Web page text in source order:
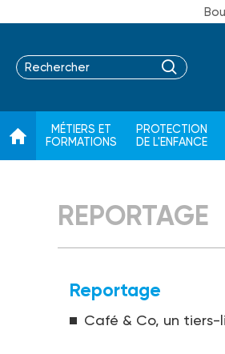
MÉTIERS ET
FORMATIONS
PROTECTION
DE L'ENFANCE
REPORTAGE
Reportage
Café & Co, un tiers-